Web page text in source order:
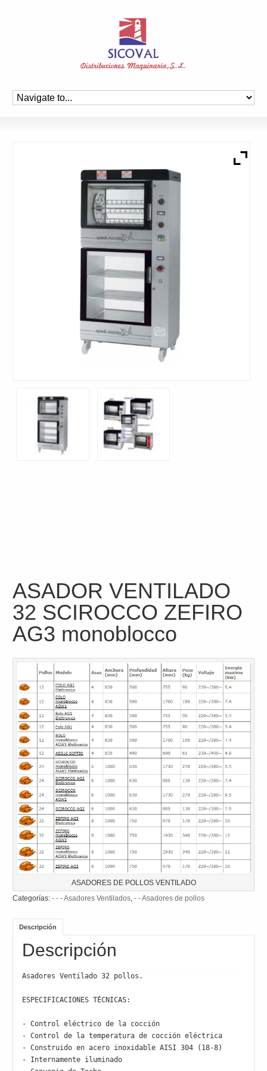
ASADOR VENTILADO
32 SCIROCCO ZEFIRO
AG3 monoblocco
ASADORES DE POLLOS VENTILADO
Categorías:- - - Asadores Ventilados ,- - Asadores de pollos
Descripción
Descripción
Asadores Ventilado 32 pollos.
ESPECIFICACIONES TÉCNICAS:
- Control eléctrico de la cocción
- Control de la temperatura de cocción eléctrica
- Construido en acero inoxidable AISI 304 (18-8)
- Internamente iluminado